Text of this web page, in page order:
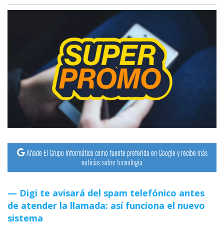
Añade El Grupo Informático como fuente preferida en Google y recibe más
noticias sobre tecnología
Digi te avisará del spam telefónico antes
de atender la llamada: así funciona el nuevo
sistema